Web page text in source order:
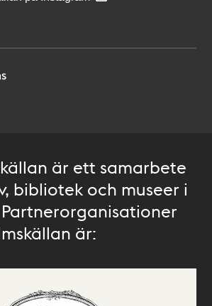
är ett samarbete
bibliotek och museer i
är: